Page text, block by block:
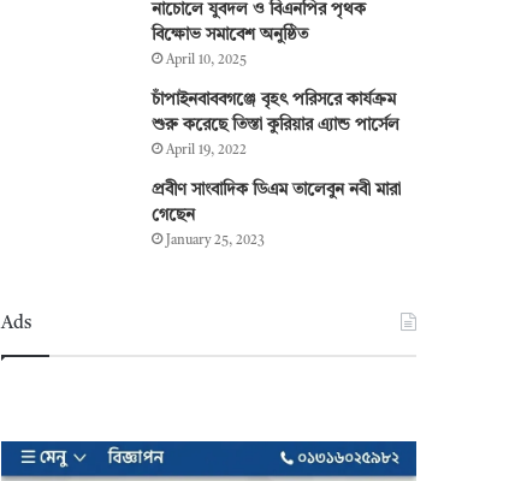
নাচোলে যুবদল ও বিএনপির পৃথক
বিক্ষোভ সমাবেশ অনুষ্ঠিত
April 10, 2025
চাঁপাইনবাববগঞ্জে বৃহৎ পরিসরে কার্যক্রম
শুরু করেছে তিস্তা কুরিয়ার এ্যান্ড পার্সেল
April 19, 2022
প্রবীণ সাংবাদিক ডিএম তালেবুন নবী মারা
গেছেন
January 25, 2023
Ads